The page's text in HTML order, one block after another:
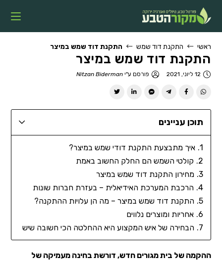
ראשי התקנת דוד שמש התקנת דוד שמש במיצר
התקנת דוד שמש במיצר
12 ליוני, 2021 פורסם ע"יNitzan Biderman
תוכן עניינים
איך מתבצעת התקנת דודי שמש במיצר?
קולטי השמש הם החלק החשוב באמת
מחירון התקנת דוד שמש במיצר
הרכבת המערכת האידיאלית – בעזרת חברות שונות
התקנת דוד שמש במיצר – מה הן עלויות ההתקנה?
אחריות ומוצרים נלווים
הבחירה של איש המקצוע היא ההחלטה הכי חשובה שיש
ההקמה של בית מגורים חדש, דורשת בחינה מעמיקה של